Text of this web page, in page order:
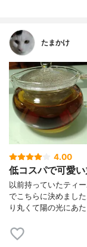
たまかけ
4.00
低コスパで可愛
以前持っていたティ
でこちらに決めまし
り丸くて陽の光にあ